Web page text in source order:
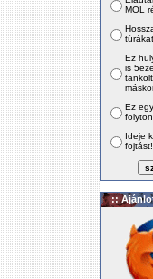
MOL
Ez
is
Ez
Ideje
fojtást!
::